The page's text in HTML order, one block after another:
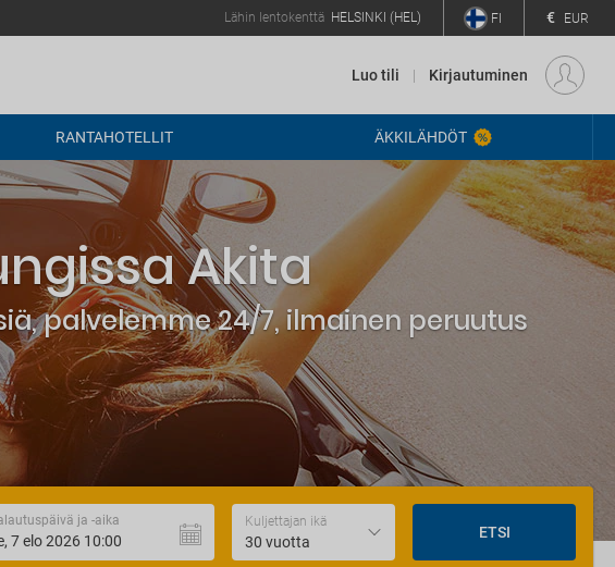
Lähin lentokenttä HELSINKI (HEL) FI € EUR
Luo tili Kirjautuminen
RANTAHOTELLIT ÄKKILÄHDÖT
Akita
palvelemme 24/7, ilmainen peruutus
ja -aika Kuljettajan ikä
30 vuotta
ETSI